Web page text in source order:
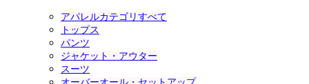
アパレルカテゴリすべて
トップス
パンツ
ジャケット・アウター
スーツ